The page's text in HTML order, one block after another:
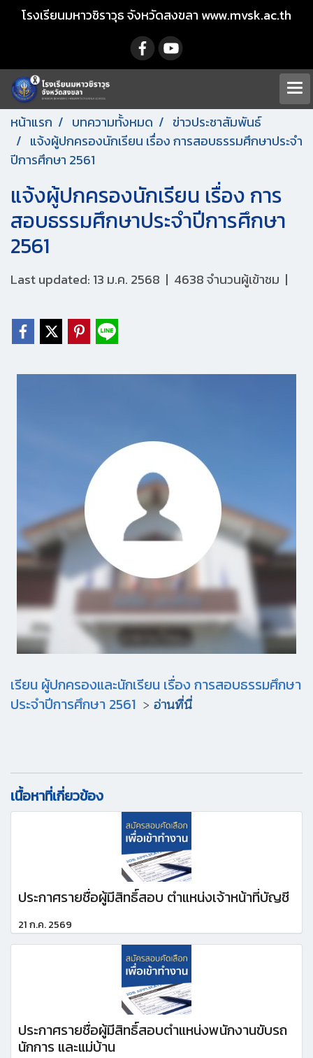
โรงเรียนมหาวชิราวุธ จังหวัดสงขลา www.mvsk.ac.th
หน้าแรก บทความทั้งหมด
ข่าวประชาสัมพันธ์
แจ้งผู้ปกครองนักเรียน เรื่อง การสอบธรรมศึกษาประจำ
ปีการศึกษา 2561
แจ้งผู้ปกครองนักเรียน เรื่อง การ
สอบธรรมศึกษาประจำปีการศึกษา
2561
Last updated: 13 ม.ค. 2568 | 4638 จำนวนผู้เข้าชม |
เรียน ผู้ปกครองและนักเรียน เรื่อง การสอบธรรมศึกษา
ประจำปีการศึกษา 2561 > อ่านที่นี่
เนื้อหาที่เกี่ยวข้อง
ประกาศรายชื่อผู้มีสิทธิ์สอบ ตำแหน่งเจ้าหน้าที่บัญชี
21 ก.ค. 2569
ประกาศรายชื่อผู้มีสิทธิ์สอบตำแหน่งพนักงานขับรถ
นักการ และแม่บ้าน